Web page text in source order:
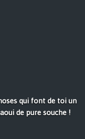
qui font de toi un
de pure souche !